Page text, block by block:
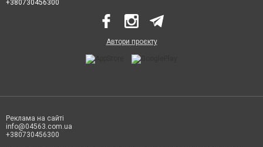
+380730456300
Автори проєкту
Реклама на сайті
info@04563.com.ua
+380730456300